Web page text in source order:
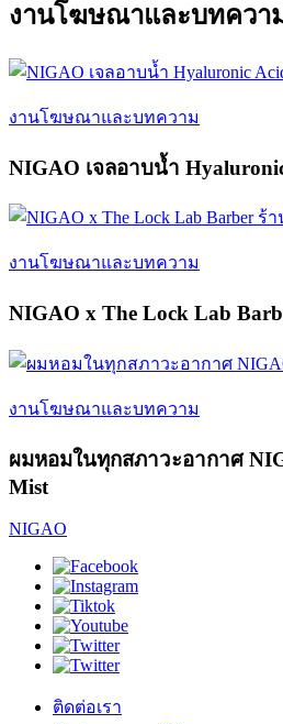
งานโฆษณาและบทควา
งานโฆษณาและบทความ
NIGAO เจลอาบน้ำ
งานโฆษณาและบทความ
NIGAO x The Lock Lab
งานโฆษณาและบทความ
ผมหอมในทุกสภาวะอากาศ
Mist
NIGAO
ติดต่อเรา